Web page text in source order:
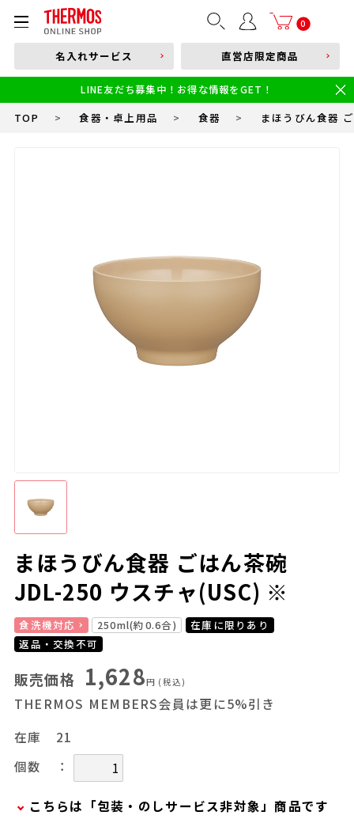
0
部品購入はこちら
本体品番やキーワードを入力
食洗機対応 新製品
幼児・園児向け水筒
小学生 低・中学年向け水筒
小学生 中・高学年向け水筒
名入れサービス 直営店限定商品
LINE友だち募集中！お得な情報をGET！
TOP > 食器・卓上用品 > 食器 > まほうびん食器
まほうびん食器 ごはん茶碗
JDL-250 ウスチャ(USC) ※
食洗機対応 250ml(約0.6合)
在庫に限りあり
返品・交換不可
販売価格 1,628円 (税込)
THERMOS MEMBERS会員は更に5%引き
在庫
21
個数
：
こちらは「包装・のしサービス非対象」商品です